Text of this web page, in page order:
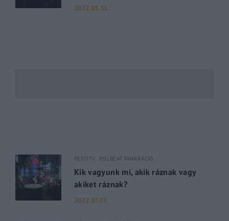
2022.05.31.
PESTITV POLBEAT PANKRÁCIÓ
Kik vagyunk mi, akik ráznak vagy
akiket ráznak?
2022.07.07.